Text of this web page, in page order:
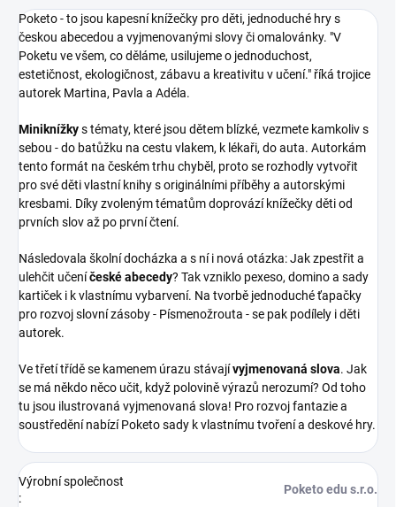
Poketo - to jsou kapesní knížečky pro děti, jednoduché hry s
českou abecedou a vyjmenovanými slovy či omalovánky. "V
Poketu ve všem, co děláme, usilujeme o jednoduchost,
estetičnost, ekologičnost, zábavu a kreativitu v učení." říká trojice
autorek Martina, Pavla a Adéla.
Miniknížkys tématy, které jsou dětem blízké, vezmete kamkoliv s
sebou - do batůžku na cestu vlakem, k lékaři, do auta. Autorkám
tento formát na českém trhu chyběl, proto se rozhodly vytvořit
pro své děti vlastní knihy s originálními příběhy a autorskými
kresbami. Díky zvoleným tématům doprovází knížečkyděti od
prvních slov až po první čtení.
Následovala školní docházka a s ní i nová otázka: Jakzpestřit a
ulehčit učeníčeské abecedy? Tak vzniklo pexeso, domino a sady
kartiček i k vlastnímu vybarvení. Na tvorbě jednoduché ťapačky
pro rozvoj slovní zásoby - Písmenožrouta - se pak podílely i děti
autorek.
Ve třetí třídě se kamenem úrazu stávajívyjmenovaná slova. Jak
se má někdo něco učit, když polovině výrazů nerozumí? Od toho
tu jsou ilustrovaná vyjmenovaná slova! Pro rozvoj fantazie a
soustředění nabízí Poketo sady k vlastnímu tvoření a deskové hry.
Výrobní společnost
:
Poketo edu s.r.o.